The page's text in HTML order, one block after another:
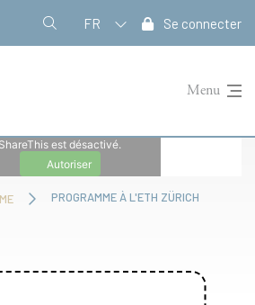
FR Se connecter
Menu
PROGRAMME À L'ETH ZÜRICH
ShareThis est désactivé.
Autoriser